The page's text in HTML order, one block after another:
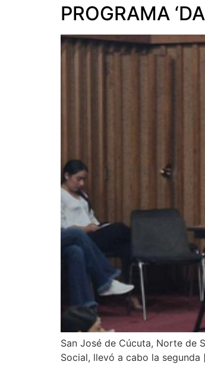
PROGRAMA
San José de Cúcuta, Norte de
Social, llevó a cabo la segunda